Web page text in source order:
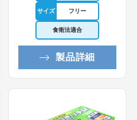
サイズ フリー
食衛法適合
製品詳細